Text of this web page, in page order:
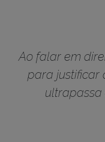
Ao falar em
para justificar
ultrapassa